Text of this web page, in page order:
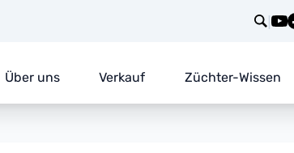
|
Über uns Verkauf Züchter-Wissen